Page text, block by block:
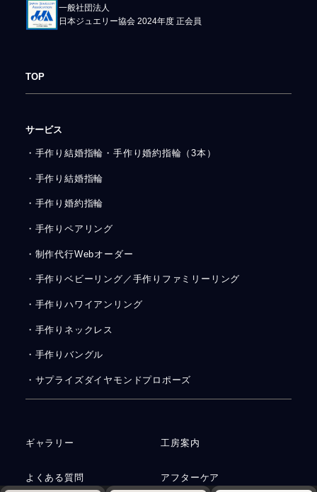
一般社団法人
日本ジュエリー協会 2024年度 正会員
TOP
サービス
・手作り結婚指輪・手作り婚約指輪（3本）
・手作り結婚指輪
・手作り婚約指輪
・手作りペアリング
・制作代行Webオーダー
・手作りベビーリング／手作りファミリーリング
・手作りハワイアンリング
・手作りネックレス
・手作りバングル
・サプライズダイヤモンドプロポーズ
ギャラリー 工房案内
よくある質問 アフターケア